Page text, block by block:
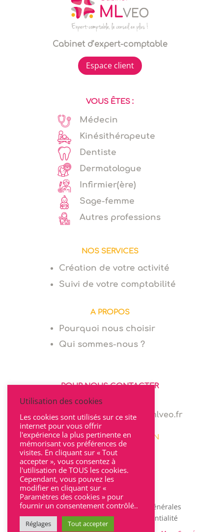
Cabinet d’expert-comptable
Espace client
VOUS ÊTES :
Médecin
Kinésithérapeute
Dentiste
Dermatologue
Infirmier(ère)
Sage-femme
Autres professions
NOS SERVICES
Création de votre activité
Suivi de votre comptabilité
A PROPOS
Pourquoi nous choisir
Qui sommes-nous ?
POUR NOUS CONTACTER
06 64 94 03 68
marie.levionnois@cabinet-mlveo.fr
22 rue Seguin 69002 LYON
Mentions légales|Conditions Générales
d’Utilisation|Charte de confidentialité
Utilisation des cookies
Les cookies sont utilisés sur ce site
internet pour vous offrir
l'expérience la plus pertinente en
mémorisant vos préférences de
visites. En cliquant sur « Tout
accepter », vous consentez à
l'utilisation de TOUS les cookies.
Cependant, vous pouvez les
modifier en cliquant sur «
Paramètres des cookies » pour
fournir un consentement contrôlé..
Réglages Tout accepter